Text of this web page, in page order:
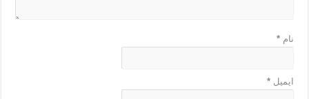
نام*
ایمیل*